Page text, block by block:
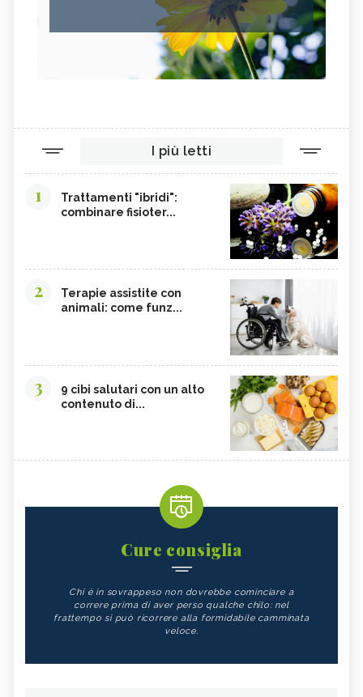
I più letti
1
Trattamenti "ibridi":
combinare fisioter...
2
Terapie assistite con
animali: come funz...
3
9 cibi salutari con un alto
contenuto di...
Cure consiglia
Chi è in sovrappeso non dovrebbe cominciare a
correre prima di aver perso qualche chilo: nel
frattempo si può ricorrere alla formidabile camminata
veloce.